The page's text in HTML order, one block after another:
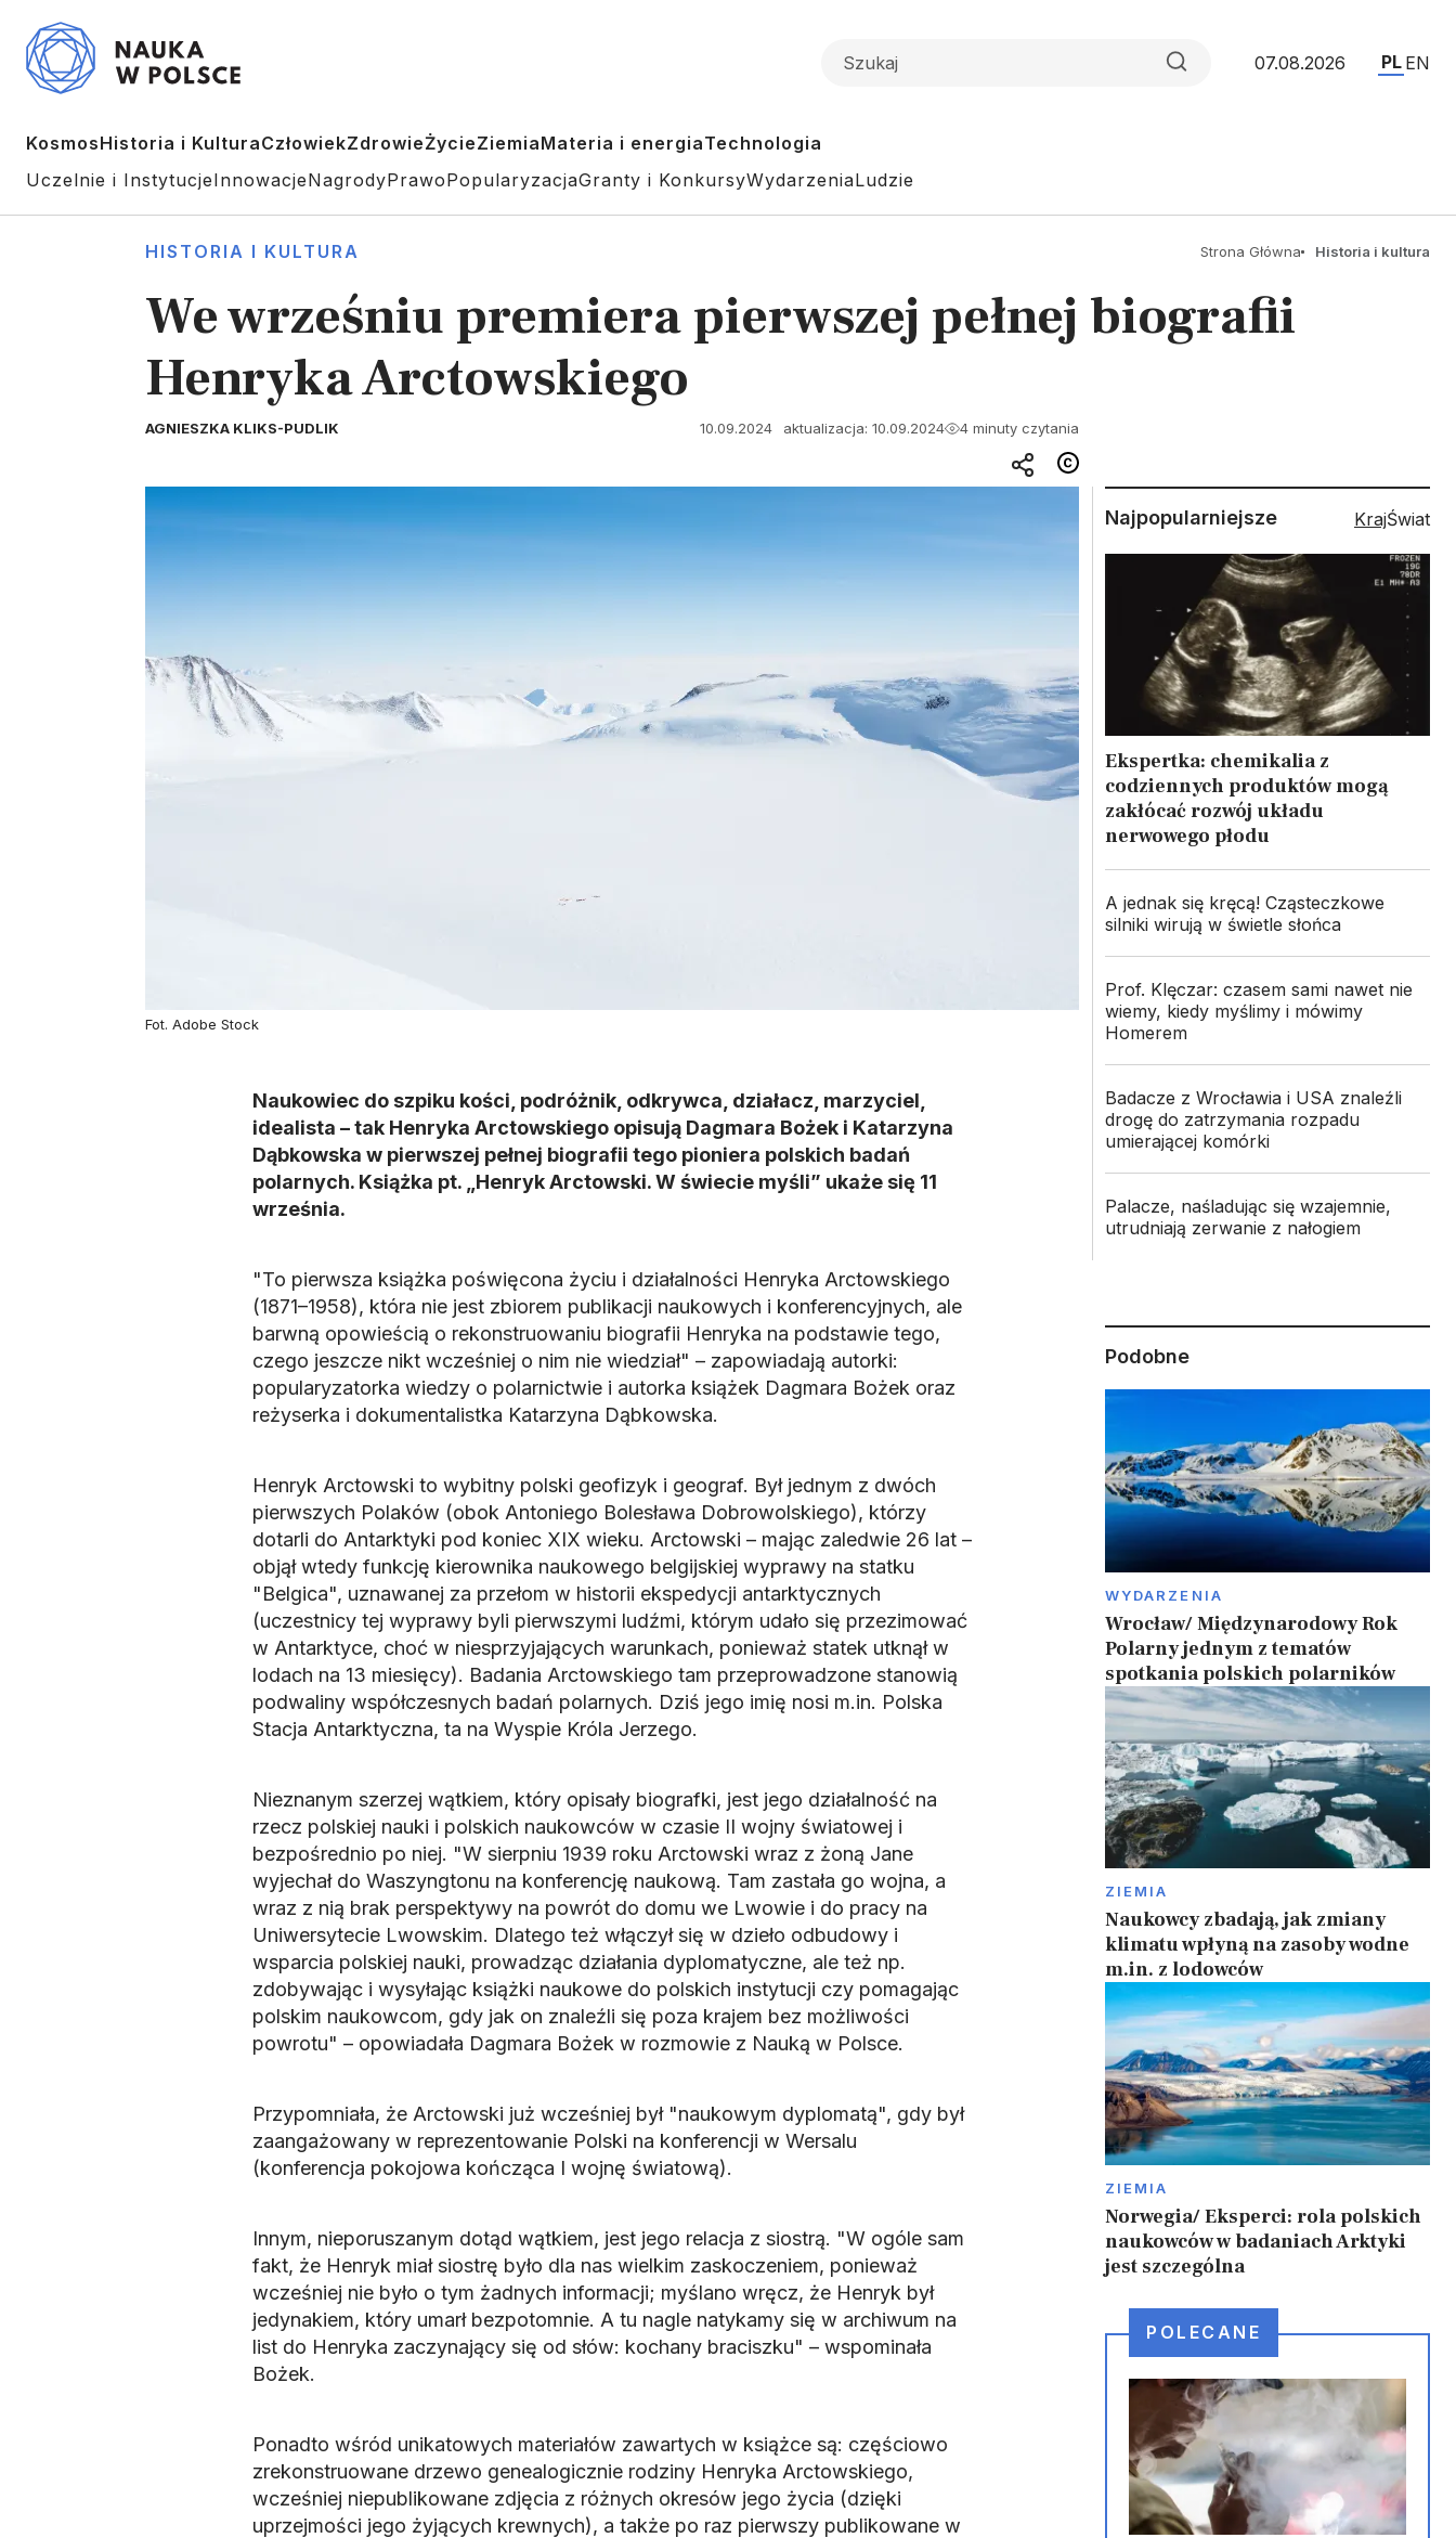
07.08.2026 PL EN
KosmosHistoria i KulturaCzłowiekZdrowieŻycieZiemiaMateria i energiaTechnologia
Uczelnie i InstytucjeInnowacjeNagrodyPrawoPopularyzacjaGranty i KonkursyWydarzeniaLudzie
HISTORIA I KULTURA Strona Główna Historia i kultura
We wrześniu premiera pierwszej pełnej biografii
Henryka Arctowskiego
AGNIESZKA KLIKS-PUDLIK 10.09.2024 aktualizacja: 10.09.2024 4 minuty czytania
Fot. Adobe Stock
Naukowiec do szpiku kości, podróżnik, odkrywca, działacz, marzyciel,
idealista – tak Henryka Arctowskiego opisują Dagmara Bożek i Katarzyna
Dąbkowska w pierwszej pełnej biografii tego pioniera polskich badań
polarnych. Książka pt. „Henryk Arctowski. W świecie myśli” ukaże się 11
września.
"To pierwsza książka poświęcona życiu i działalności Henryka Arctowskiego
(1871–1958), która nie jest zbiorem publikacji naukowych i konferencyjnych, ale
barwną opowieścią o rekonstruowaniu biografii Henryka na podstawie tego,
czego jeszcze nikt wcześniej o nim nie wiedział" – zapowiadają autorki:
popularyzatorka wiedzy o polarnictwie i autorka książek Dagmara Bożek oraz
reżyserka i dokumentalistka Katarzyna Dąbkowska.
Henryk Arctowski to wybitny polski geofizyk i geograf. Był jednym z dwóch
pierwszych Polaków (obok Antoniego Bolesława Dobrowolskiego), którzy
dotarli do Antarktyki pod koniec XIX wieku. Arctowski – mając zaledwie 26 lat –
objął wtedy funkcję kierownika naukowego belgijskiej wyprawy na statku
"Belgica", uznawanej za przełom w historii ekspedycji antarktycznych
(uczestnicy tej wyprawy byli pierwszymi ludźmi, którym udało się przezimować
w Antarktyce, choć w niesprzyjających warunkach, ponieważ statek utknął w
lodach na 13 miesięcy). Badania Arctowskiego tam przeprowadzone stanowią
podwaliny współczesnych badań polarnych. Dziś jego imię nosi m.in. Polska
Stacja Antarktyczna, ta na Wyspie Króla Jerzego.
Nieznanym szerzej wątkiem, który opisały biografki, jest jego działalność na
rzecz polskiej nauki i polskich naukowców w czasie II wojny światowej i
bezpośrednio po niej. "W sierpniu 1939 roku Arctowski wraz z żoną Jane
wyjechał do Waszyngtonu na konferencję naukową. Tam zastała go wojna, a
wraz z nią brak perspektywy na powrót do domu we Lwowie i do pracy na
Uniwersytecie Lwowskim. Dlatego też włączył się w dzieło odbudowy i
wsparcia polskiej nauki, prowadząc działania dyplomatyczne, ale też np.
zdobywając i wysyłając książki naukowe do polskich instytucji czy pomagając
polskim naukowcom, gdy jak on znaleźli się poza krajem bez możliwości
powrotu" – opowiadała Dagmara Bożek w rozmowie z Nauką w Polsce.
Przypomniała, że Arctowski już wcześniej był "naukowym dyplomatą", gdy był
zaangażowany w reprezentowanie Polski na konferencji w Wersalu
(konferencja pokojowa kończąca I wojnę światową).
Innym, nieporuszanym dotąd wątkiem, jest jego relacja z siostrą. "W ogóle sam
fakt, że Henryk miał siostrę było dla nas wielkim zaskoczeniem, ponieważ
wcześniej nie było o tym żadnych informacji; myślano wręcz, że Henryk był
jedynakiem, który umarł bezpotomnie. A tu nagle natykamy się w archiwum na
list do Henryka zaczynający się od słów: kochany braciszku" – wspominała
Bożek.
Ponadto wśród unikatowych materiałów zawartych w książce są: częściowo
zrekonstruowane drzewo genealogicznie rodziny Henryka Arctowskiego,
wcześniej niepublikowane zdjęcia z różnych okresów jego życia (dzięki
uprzejmości jego żyjących krewnych), a także po raz pierwszy publikowane w
Najpopularniejsze KrajŚwiat
Ekspertka: chemikalia z
codziennych produktów mogą
zakłócać rozwój układu
nerwowego płodu
A jednak się kręcą! Cząsteczkowe
silniki wirują w świetle słońca
Prof. Klęczar: czasem sami nawet nie
wiemy, kiedy myślimy i mówimy
Homerem
Badacze z Wrocławia i USA znaleźli
drogę do zatrzymania rozpadu
umierającej komórki
Palacze, naśladując się wzajemnie,
utrudniają zerwanie z nałogiem
Podobne
WYDARZENIA
Wrocław/ Międzynarodowy Rok
Polarny jednym z tematów
spotkania polskich polarników
ZIEMIA
Naukowcy zbadają, jak zmiany
klimatu wpłyną na zasoby wodne
m.in. z lodowców
ZIEMIA
Norwegia/ Eksperci: rola polskich
naukowców w badaniach Arktyki
jest szczególna
POLECANE